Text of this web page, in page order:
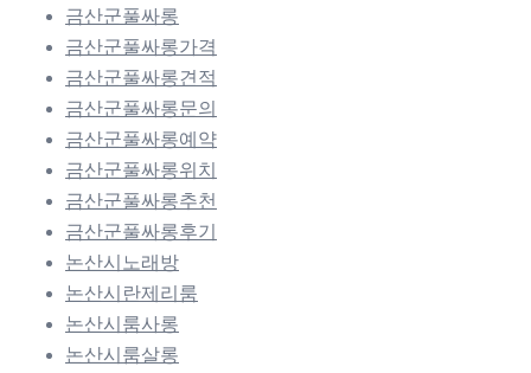
금산군풀싸롱
금산군풀싸롱가격
금산군풀싸롱견적
금산군풀싸롱문의
금산군풀싸롱예약
금산군풀싸롱위치
금산군풀싸롱추천
금산군풀싸롱후기
논산시노래방
논산시란제리룸
논산시룸사롱
논산시룸살롱